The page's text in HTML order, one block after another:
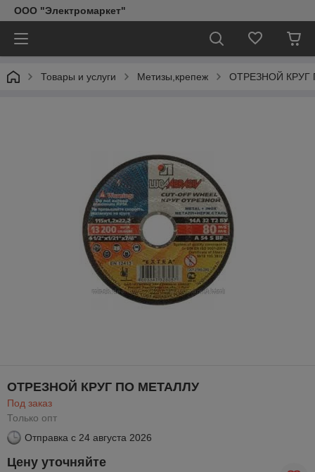
ООО "Электромаркет"
Товары и услуги Метизы,крепеж ОТРЕЗНОЙ КРУГ
ОТРЕЗНОЙ КРУГ ПО МЕТАЛЛУ
Под заказ
Только опт
Отправка с 24 августа 2026
Цену уточняйте